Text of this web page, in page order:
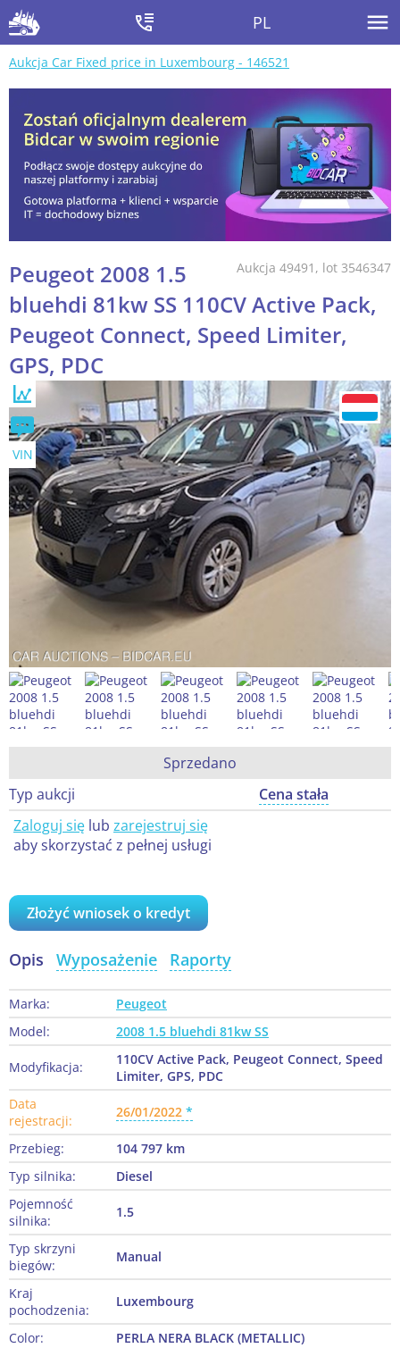
PL
Aukcja Car Fixed price in Luxembourg - 146521
Aukcja 49491, lot 3546347
Peugeot 2008 1.5
bluehdi 81kw SS 110CV Active Pack,
Peugeot Connect, Speed Limiter,
GPS, PDC
VIN
Sprzedano
Typ aukcji
Cena stała
Zaloguj się lub zarejestruj się
aby skorzystać z pełnej usługi
Złożyć wniosek o kredyt
Opis Wyposażenie Raporty
Marka:
Peugeot
Model:
2008 1.5 bluehdi 81kw SS
Modyfikacja:
110CV Active Pack, Peugeot Connect, Speed
Limiter, GPS, PDC
Data
rejestracji:
26/01/2022
Przebieg:
104 797 km
Typ silnika:
Diesel
Pojemność
silnika:
1.5
Typ skrzyni
biegów:
Manual
Kraj
pochodzenia:
Luxembourg
Color:
PERLA NERA BLACK (METALLIC)